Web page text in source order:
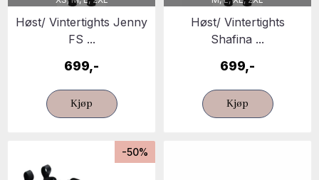
Høst/ Vintertights Jenny
FS ...
699,-
Kjøp
Høst/ Vintertights
Shafina ...
699,-
Kjøp
-50%